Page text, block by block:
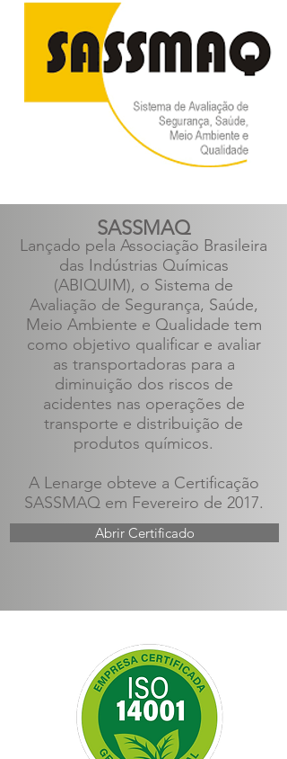
SASSMAQ
Lançado pela Associação Brasileira
das Indústrias Químicas
(ABIQUIM), o Sistema de
Avaliação de Segurança, Saúde,
Meio Ambiente e Qualidade tem
como objetivo qualificar e avaliar
as transportadoras para a
diminuição dos riscos de
acidentes nas operações de
transporte e distribuição de
produtos químicos.
A Lenarge obteve a Certificação
SASSMAQ em Fevereiro de 2017.
Abrir Certificado